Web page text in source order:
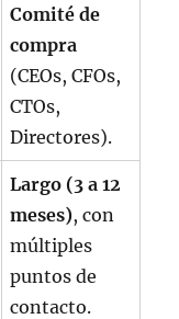
Comité de
compra
(CEOs, CFOs,
CTOs,
Directores).
Largo (3 a 12
meses), con
múltiples
puntos de
contacto.